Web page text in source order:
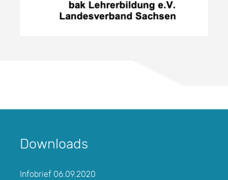
Downloads
Infobrief 06.09.2020